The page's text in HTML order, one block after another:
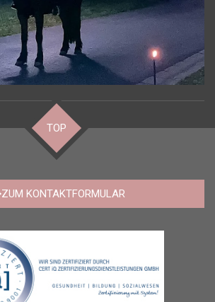
TOP
ZUM KONTAKTFORMULAR